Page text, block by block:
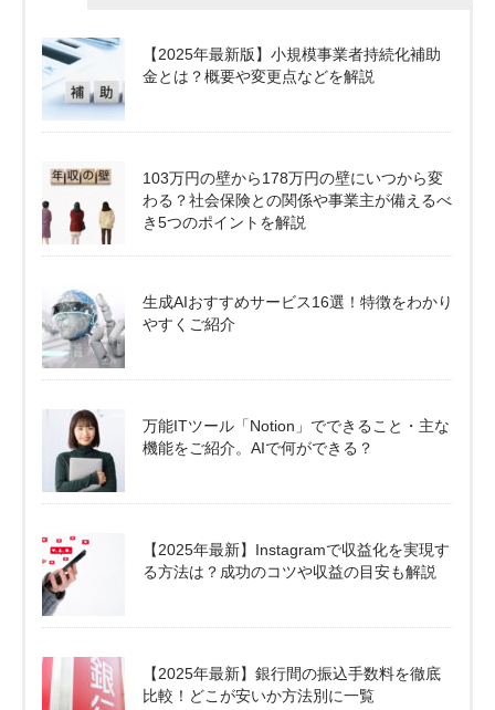
【2025年最新版】小規模事業者持続化補助
金とは？概要や変更点などを解説
103万円の壁から178万円の壁にいつから変
わる？社会保険との関係や事業主が備えるべ
き5つのポイントを解説
生成AIおすすめサービス16選！特徴をわかり
やすくご紹介
万能ITツール「Notion」でできること・主な
機能をご紹介。AIで何ができる？
【2025年最新】Instagramで収益化を実現す
る方法は？成功のコツや収益の目安も解説
【2025年最新】銀行間の振込手数料を徹底
比較！どこが安いか方法別に一覧